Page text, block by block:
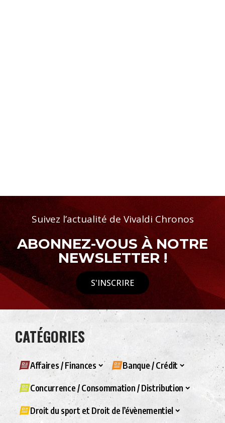
Suivez l’actualité de Vivaldi Chronos
ABONNEZ-VOUS À NOTRE
NEWSLETTER !
S'INSCRIRE
CATÉGORIES
Affaires / Finances Banque / Crédit
Concurrence / Consommation / Distribution
Droit du sport et Droit de l’évènementiel